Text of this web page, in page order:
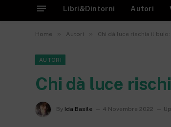
Libri&Dintorni Autori
Home » Autori » Chi dà luce rischia il
AUTORI
Chi dà luce
By Ida Basile 4 Novembre 2022